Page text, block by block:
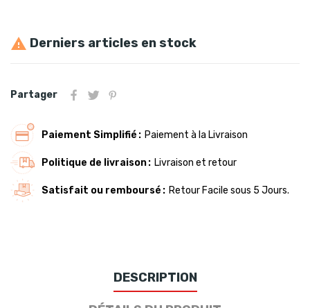
 Derniers articles en stock
Partager
Paiement Simplifié Paiement à la Livraison
Politique de livraison Livraison et retour
Satisfait ou remboursé Retour Facile sous 5 Jours.
DESCRIPTION